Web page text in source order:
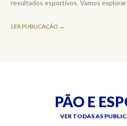
resultados esportivos. Vamos explorar
LER PUBLICAÇÃO →
PÃO E
VER TODAS AS